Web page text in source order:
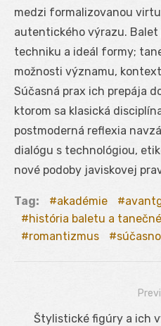
medzi formalizovanou
autentického výrazu.
techniku a ideál formy;
možnosti významu,
Súčasná prax ich prepája
ktorom sa klasická
postmoderná reflexia
dialógu s technológiou,
nové podoby javiskovej
Tag: akadémie
história baletu a
romantizmus
Navigácia
Previous
Štylistické figúry a ich